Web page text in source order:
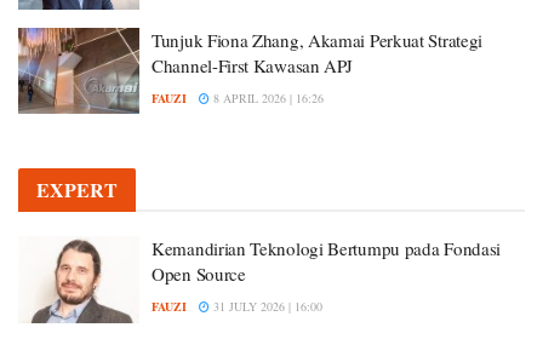
Tunjuk Fiona Zhang, Akamai Perkuat Strategi
Channel-First Kawasan APJ
FAUZI 8 APRIL 2026 | 16:26
EXPERT
Kemandirian Teknologi Bertumpu pada Fondasi
Open Source
FAUZI 31 JULY 2026 | 16:00